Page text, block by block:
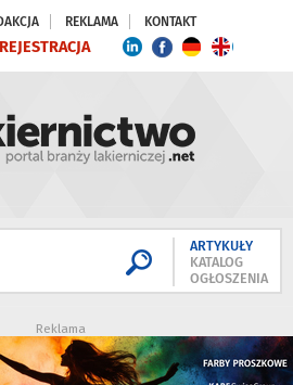
REKLAMA KONTAKT
REJESTRACJA
ARTYKUŁY
KATALOG
OGŁOSZENIA
Reklama